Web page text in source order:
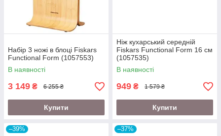
Набір 3 ножі в блоці Fiskars
Functional Form (1057553)
В наявності
3 149 ₴ 6 255 ₴
Купити
Ніж кухарський середній
Fiskars Functional Form 16 см
(1057535)
В наявності
949 ₴ 1 579 ₴
Купити
–39% –37%